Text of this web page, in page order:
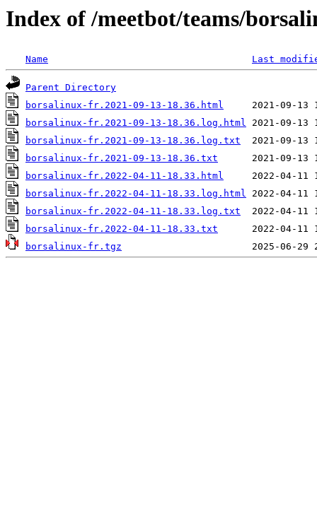
Index of /meetbot/teams/
Name Last
Parent Directory
borsalinux-fr.2021-09-13-18.36.html
borsalinux-fr.2021-09-13-18.36.log.html
borsalinux-fr.2021-09-13-18.36.log.txt
borsalinux-fr.2021-09-13-18.36.txt
borsalinux-fr.2022-04-11-18.33.html
borsalinux-fr.2022-04-11-18.33.log.html
borsalinux-fr.2022-04-11-18.33.log.txt
borsalinux-fr.2022-04-11-18.33.txt
borsalinux-fr.tgz